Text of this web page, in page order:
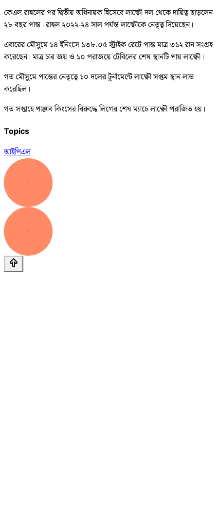
কেএল রাহুলের পর দ্বিতীয় অধিনায়ক হিসেবে লাক্ষ্ণৌ দল থেকে দায়িত্ব ছাড়লেন
২৮ বছর পান্ত। রাহুল ২০২২-২৪ সাল পর্যন্ত লাক্ষ্ণৌকে নেতৃত্ব দিয়েছেন।
এবারের মৌসুমে ১৪ ইনিংসে ১৩৮.০৫ স্ট্রাইক রেটে পান্ত মাত্র ৩১২ রান সংগ্রহ
করেছেন। মাত্র চার জয় ও ১০ পরাজয়ে টেবিলের শেষ স্থানটি পায় লাক্ষ্ণৌ।
গত মৌসুমে পান্তের নেতৃত্বে ১০ দলের টুর্নামেন্টে লাক্ষ্ণৌ সপ্তম স্থান লাভ
করেছিল।
গত সপ্তাহে পাঞ্জাব কিংসের বিরুদ্ধে লিগের শেষ ম্যাচে লাক্ষ্ণৌ পরাজিত হয়।
Topics
আইপিএল